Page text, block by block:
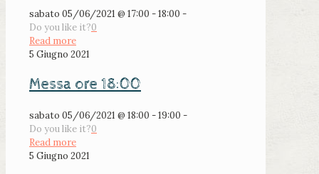
sabato 05/06/2021 @ 17:00 - 18:00 -
Do you like it?0
Read more
5 Giugno 2021
Messa ore 18:00
sabato 05/06/2021 @ 18:00 - 19:00 -
Do you like it?0
Read more
5 Giugno 2021